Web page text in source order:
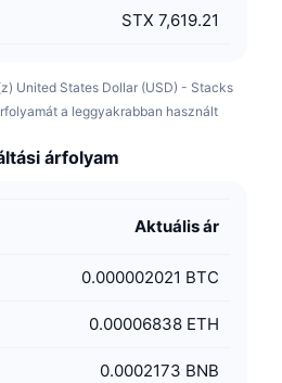
STX 7,619.21
United States Dollar (USD) - Stacks
a leggyakrabban használt
árfolyam
Aktuális ár
0.000002021 BTC
0.00006838 ETH
0.0002173 BNB